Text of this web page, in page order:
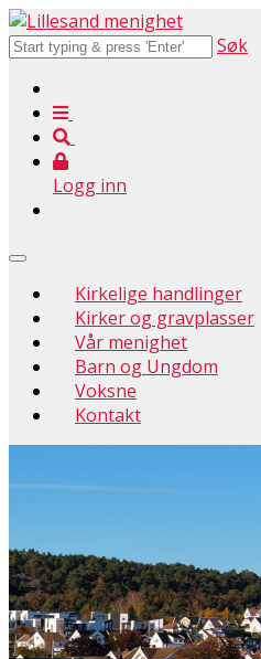
Søk
Logg inn
Kirkelige handlinger
Kirker og gravplasser
Vår menighet
Barn og Ungdom
Voksne
Kontakt